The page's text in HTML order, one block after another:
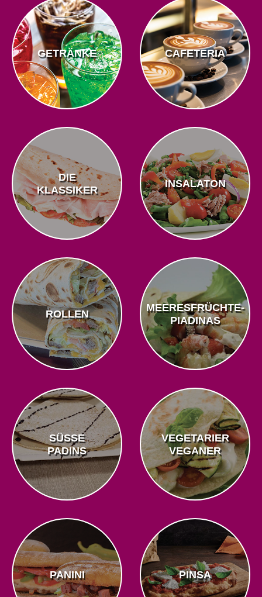
GETRÄNKE CAFETERIA
DIE
KLASSIKER
INSALATON
ROLLEN
MEERESFRÜCHTE-
PIADINAS
SÜSSE
PADINS
VEGETARIER
VEGANER
PANINI PINSA